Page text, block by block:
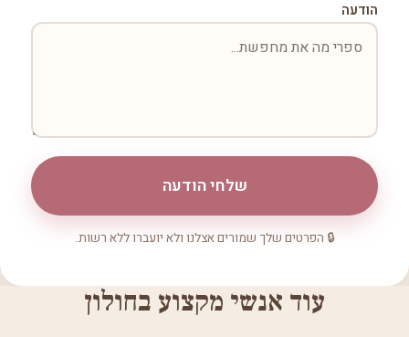
הודעה
שלחי הודעה
🔒 הפרטים שלך שמורים אצלנו ולא יועברו ללא רשות.
עוד אנשי מקצוע בחולון